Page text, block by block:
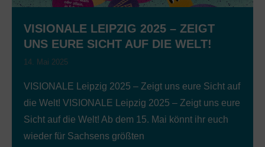
VISIONALE LEIPZIG 2025 – ZEIGT
UNS EURE SICHT AUF DIE WELT!
14. Mai 2025
VISIONALE Leipzig 2025 – Zeigt uns eure Sicht auf
die Welt! VISIONALE Leipzig 2025 – Zeigt uns eure
Sicht auf die Welt! Ab dem 15. Mai könnt ihr euch
wieder für Sachsens größten